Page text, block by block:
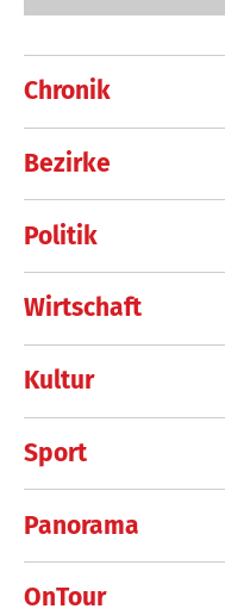
Chronik
Bezirke
Politik
Wirtschaft
Kultur
Sport
Panorama
OnTour